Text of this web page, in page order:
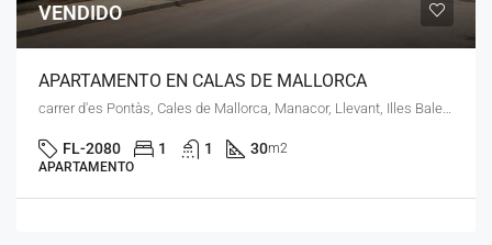
VENDIDO
APARTAMENTO EN CALAS DE MALLORCA
carrer d'es Pontàs, Cales de Mallorca, Manacor, Llevant, Illes Balears, 07688, España
FL-2080 1 1 30m2
APARTAMENTO